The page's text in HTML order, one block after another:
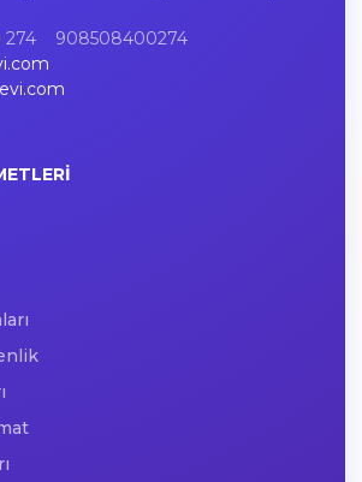
274
908508400274